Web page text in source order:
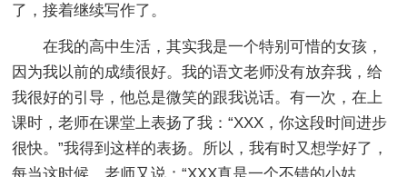
了，接着继续写作了。
在我的高中生活，其实我是一个特别可惜的女孩，
因为我以前的成绩很好。我的语文老师没有放弃我，给
我很好的引导，他总是微笑的跟我说话。有一次，在上
课时，老师在课堂上表扬了我：“XXX，你这段时间进步
很快。”我得到这样的表扬。所以，我有时又想学好了，
每当这时候，老师又说：“XXX真是一个不错的小姑